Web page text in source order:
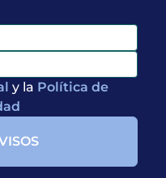
y la Política de